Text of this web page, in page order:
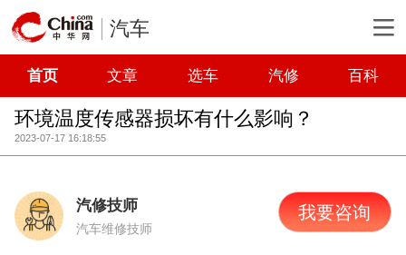
汽车
首页 文章 选车 汽修 百科
环境温度传感器损坏有什么影响？
2023-07-17 16:18:55
汽修技师
汽车维修技师
我要咨询